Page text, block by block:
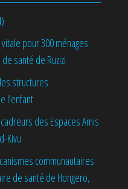
pour 300 ménages
santé de Ruzizi
structures
l’enfant
des Espaces Amis
Kivu
communautaires
de santé de Hongero,